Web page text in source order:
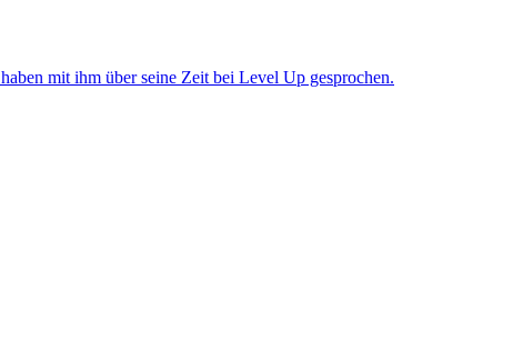
mit ihm über seine Zeit bei Level Up gesprochen.